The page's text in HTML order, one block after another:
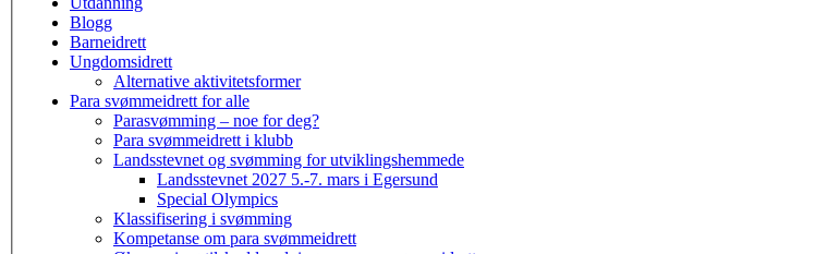
Blogg
Barneidrett
Ungdomsidrett
Alternative aktivitetsformer
Para svømmeidrett for alle
Parasvømming – noe for deg?
Para svømmeidrett i klubb
Landsstevnet og svømming for utviklingshemmede
Landsstevnet 2027 5.-7. mars i Egersund
Special Olympics
Klassifisering i svømming
Kompetanse om para svømmeidrett